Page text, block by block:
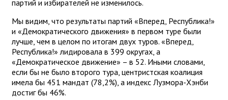
партий и избирателей не изменилось.
Мы видим, что результаты партий «Вперед, Республика!»
и «Демократического движения» в первом туре были
лучше, чем в целом по итогам двух туров. «Вперед,
Республика!» лидировала в 399 округах, а
«Демократическое движение» – в 52. Иными словами,
если бы не было второго тура, центристская коалиция
имела бы 451 мандат (78,2%), а индекс Лузмора-Хэнби
достиг бы 46%.